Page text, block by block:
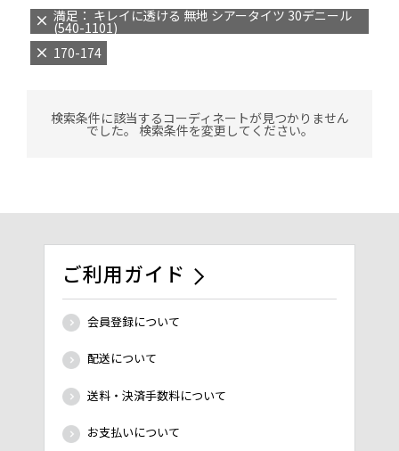
満足： キレイに透ける 無地 シアータイツ 30デニール
(540-1101)
170-174
検索条件に該当するコーディネートが見つかりません
でした。 検索条件を変更してください。
ご利用ガイド
会員登録について
配送について
送料・決済手数料について
お支払いについて